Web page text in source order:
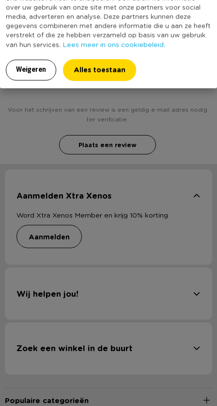
over uw gebruik van onze site met onze partners voor social
media, adverteren en analyse. Deze partners kunnen deze
gegevens combineren met andere informatie die u aan ze heeft
verstrekt of die ze hebben verzameld op basis van uw gebruik
van hun services. Lees meer in ons cookiebeleid.
Weigeren Alles toestaan
Duurzaamheidsscore
(Nog) geen score
bekend
Heb jij Henzo fotolijst Anais - 30x40 cm - wit?
Schrijf een review!
Voor het schrijven van een review is een geldig e-mail adres nodig
ter verificatie.
Plaats een review
Aanmelden Xtra Xenos
Word Xtra Xenos Member en krijg 10% korting
aanmelden
Wij helpen jou!
Zoek een winkel in de buurt
Populaire categorieën